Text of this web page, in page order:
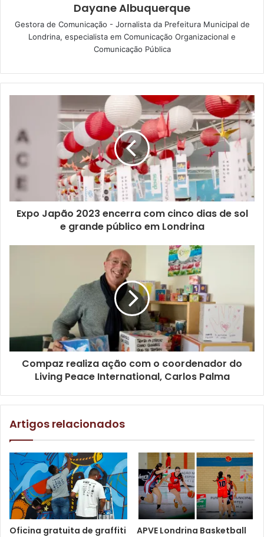
julho. Trata-se de uma tradicional festividade popular no
país, que foi trazida para o Brasil por influência dos
portugueses, no século XVI.
assessoria de imprensa da AAPML
Gostei
Etiquetas AAPML
Associação dos Aposentados e Pensionistas
festa junina festividades tradição
Dayane Albuquerque
Gestora de Comunicação - Jornalista da Prefeitura Municipal de
Londrina, especialista em Comunicação Organizacional e
Comunicação Pública
Expo Japão 2023 encerra com cinco dias de sol
e grande público em Londrina
Compaz realiza ação com o coordenador do
Living Peace International, Carlos Palma
Artigos relacionados
Oficina gratuita de graffiti
APVE Londrina Basketball